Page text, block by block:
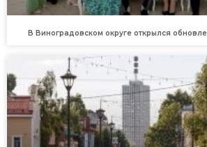
В Виноградовском округе открылся